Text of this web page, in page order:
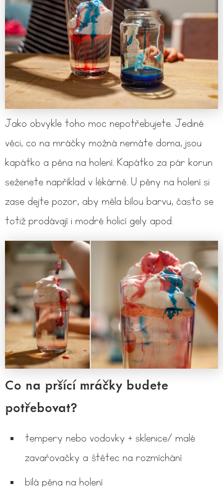
Jako obvykle toho moc nepotřebujete. Jediné
věci, co na mráčky možná nemáte doma, jsou
kapátko a pěna na holení. Kapátko za pár korun
seženete například v lékárně. U pěny na holení si
zase dejte pozor, aby měla bílou barvu, často se
totiž prodávají i modré holicí gely apod.
Co na pršící mráčky budete
potřebovat?
tempery nebo vodovky + sklenice/ malé
zavařovačky a štětec na rozmíchání
bílá pěna na holení